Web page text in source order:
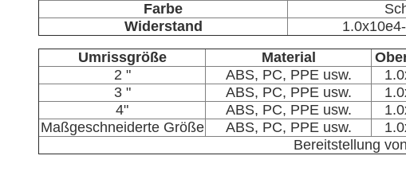
Farbe
Widerstand
Umrissgröße
Material
2 "
ABS, PC, PPE usw.
3 "
ABS, PC, PPE usw.
4"
ABS, PC, PPE usw.
Maßgeschneiderte Größe
ABS, PC, PPE usw.
Bereitstellung